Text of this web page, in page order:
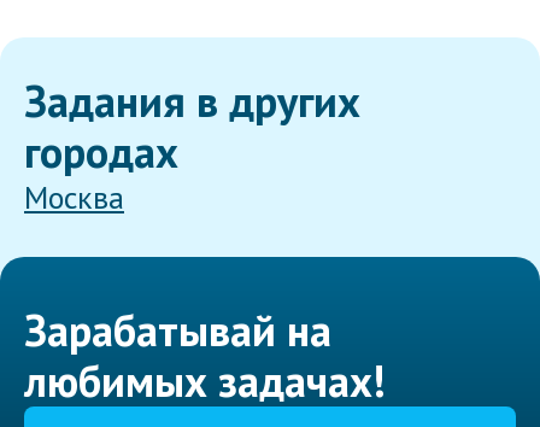
Задания в других
городах
Москва
Зарабатывай на
любимых задачах!